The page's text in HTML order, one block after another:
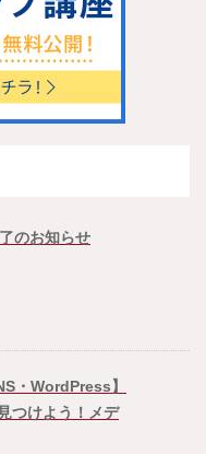
のお知らせ
・WordPress】
つけよう！メデ